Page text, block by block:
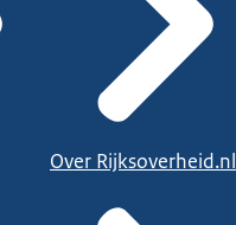
Over Rijksoverheid.nl